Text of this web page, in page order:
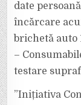
date
încărcare
brichetă auto
–
testare
”Inițiativa